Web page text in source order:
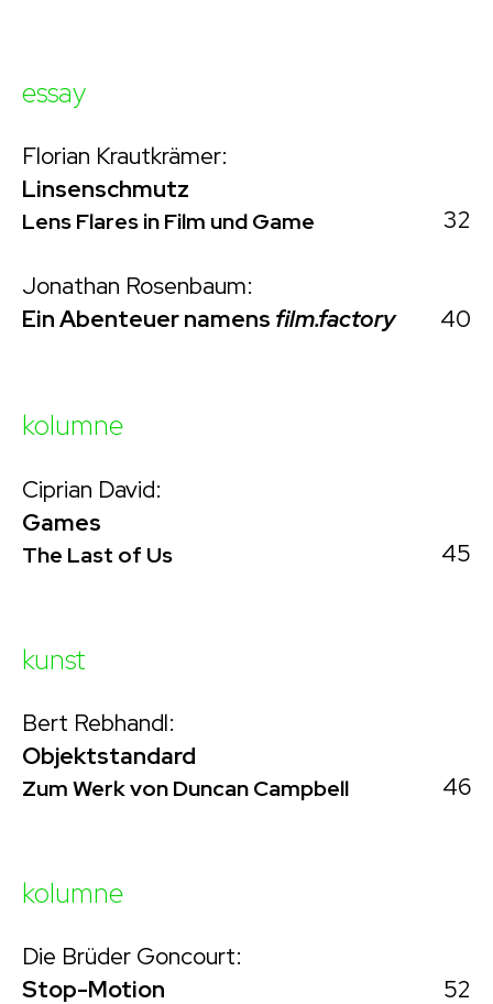
essay
Florian Krautkrämer:
Linsenschmutz
Lens Flares in Film und Game 32
Jonathan Rosenbaum:
Ein Abenteuer namens film.factory 40
kolumne
Ciprian David:
Games
The Last of Us 45
kunst
Bert Rebhandl:
Objektstandard
Zum Werk von Duncan Campbell 46
kolumne
Die Brüder Goncourt:
Stop-Motion
52